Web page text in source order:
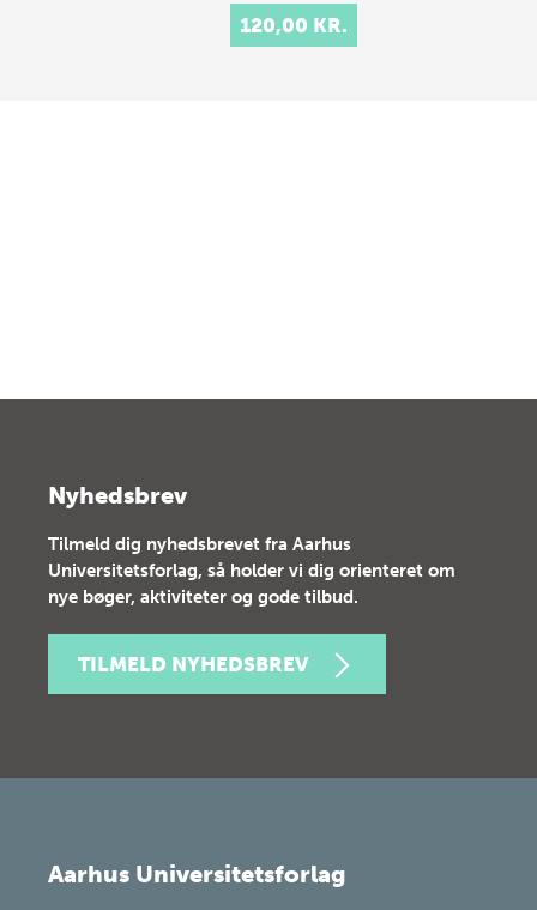
120,00 KR.
Nyhedsbrev
Tilmeld dig nyhedsbrevet fra Aarhus
Universitetsforlag, så holder vi dig orienteret om
nye bøger, aktiviteter og gode tilbud.
TILMELD NYHEDSBREV
Aarhus Universitetsforlag